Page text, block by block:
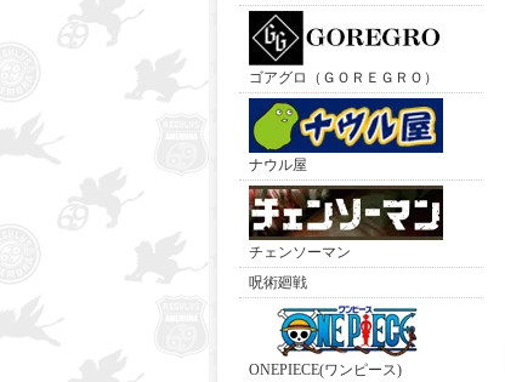
ゴアグロ（ＧＯＲＥＧＲＯ）
ナウル屋
チェンソーマン
呪術廻戦
ONEPIECE(ワンピース)